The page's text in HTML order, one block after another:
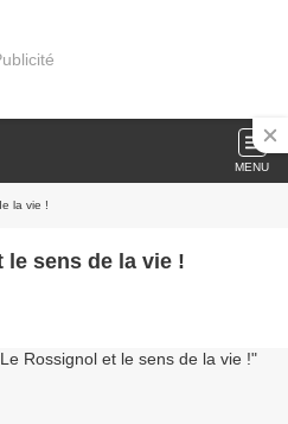
MENU
la vie !
sens de la vie !